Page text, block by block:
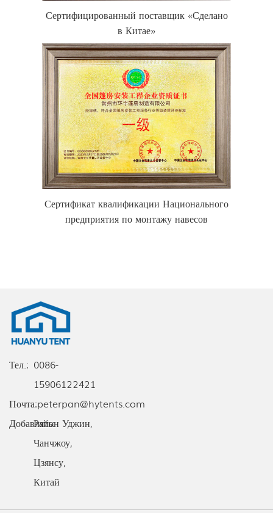
Сертифицированный поставщик «Сделано
в Китае»
Сертификат квалификации Национального
предприятия по монтажу навесов
Добавлять:Район Уджин,
Чанчжоу,
Цзянсу,
Китай
Тел.: 0086-
15906122421
Почта:peterpan@hytents.com